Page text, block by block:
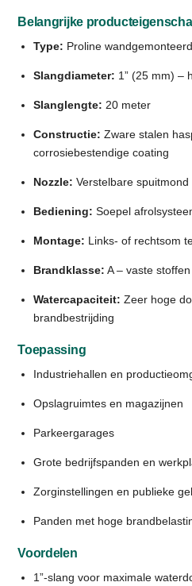
Belangrijke
Type: Proline
Slangdiameter: 1” (25 mm) –
Slanglengte: 20 meter
Constructie: Zware stalen
corrosiebestendige coating
Nozzle: Verstelbare
Bediening: Soepel
Montage: Links- of rechtsom
Brandklasse: A – vaste stoffen
Watercapaciteit: Zeer hoge
brandbestrijding
Toepassing
Industriehallen en
Opslagruimtes en magazijnen
Parkeergarages
Grote bedrijfspanden en
Zorginstellingen en publieke
Panden met hoge
Voordelen
1”-slang voor maximale